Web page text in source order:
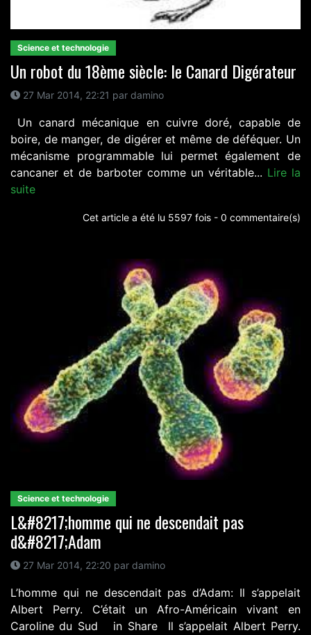
Science et technologie
Un robot du 18ème siècle: le Canard Digérateur
27 Mar 2014, 22:21 par damino
Un canard mécanique en cuivre doré, capable de
boire, de manger, de digérer et même de déféquer. Un
mécanisme programmable lui permet également de
cancaner et de barboter comme un véritable... Lire la
suite
Cet article a été lu 5597 fois - 0 commentaire(s)
Science et technologie
L&#8217;homme qui ne descendait pas
d&#8217;Adam
27 Mar 2014, 22:20 par damino
L’homme qui ne descendait pas d’Adam: Il s’appelait
Albert Perry. C’était un Afro-Américain vivant en
Caroline du Sud in Share Il s’appelait Albert Perry.